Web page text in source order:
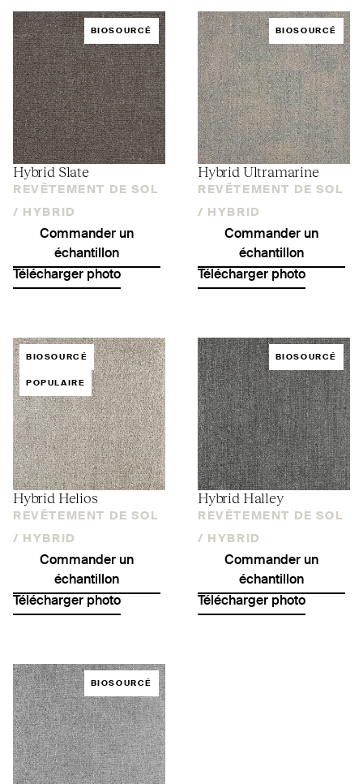
BIOSOURCÉ
Hybrid Slate
REVÊTEMENT DE SOL
/
HYBRID
Commander un
échantillon
Télécharger photo
BIOSOURCÉ
Hybrid Ultramarine
REVÊTEMENT DE SOL
/
HYBRID
Commander un
échantillon
Télécharger photo
BIOSOURCÉ
POPULAIRE
Hybrid Helios
REVÊTEMENT DE SOL
/
HYBRID
Commander un
échantillon
Télécharger photo
BIOSOURCÉ
Hybrid Halley
REVÊTEMENT DE SOL
/
HYBRID
Commander un
échantillon
Télécharger photo
BIOSOURCÉ